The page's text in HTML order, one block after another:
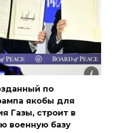
по
якобы для
Газы, строит в
военную базу